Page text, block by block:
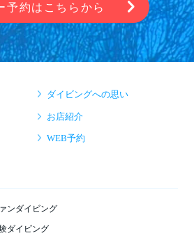
予約はこちらから
ダイビングへの思い
お店紹介
WEB予約
ンダイビング
ダイビング